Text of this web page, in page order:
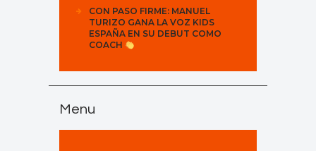
CON PASO FIRME: MANUEL
TURIZO GANA LA VOZ KIDS
ESPAÑA EN SU DEBUT COMO
COACH
Menu